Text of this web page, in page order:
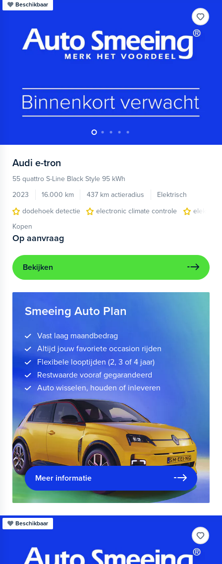
Beschikbaar
Audi e-tron
55 quattro S-Line Black Style 95 kWh
2023
16.000 km 437 km actieradius
Elektrisch
dodehoek detectie
electronic climate controle
Kopen
Op aanvraag
Bekijken
Smeeing Auto Plan
Vast laag maandbedrag
Altijd jouw favoriete occasion rijden
Flexibele looptijden (2, 3 of 4 jaar)
Restwaarde vooraf gegarandeerd
Auto wisselen, houden of inleveren
Meer informatie
Beschikbaar